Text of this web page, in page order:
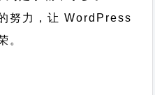
努力，让 WordPress
。